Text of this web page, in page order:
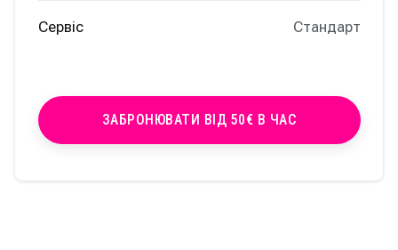
Сервіс Стандарт
ЗАБРОНЮВАТИ ВІД 50€ В ЧАС